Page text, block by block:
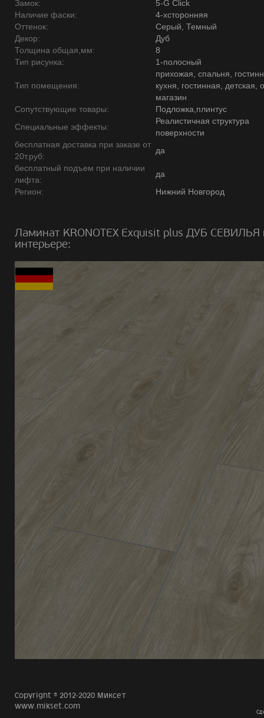
Замок:
5-G Click
Наличие фаски:
4-хсторонняя
Оттенок:
Серый, Темный
Декор:
Дуб
Толщина общая,мм:
8
Тип рисунка:
1-полосный
Тип помещения:
прихожая, спальня,
кухня, гостинная, детская,
магазин
Сопутствующие товары:
Подложка,плинтус
Специальные эффекты:
Реалистичная структура
поверхности
бесплатная доставка при заказе от
20т.руб:
да
бесплатный подъем при наличии
лифта:
да
Регион:
Нижний Новгород
Ламинат KRONOTEX Exquisit plus ДУБ СЕВИЛЬЯ
интерьере:
Copyright © 2012-2020 Миксет
www.mikset.com